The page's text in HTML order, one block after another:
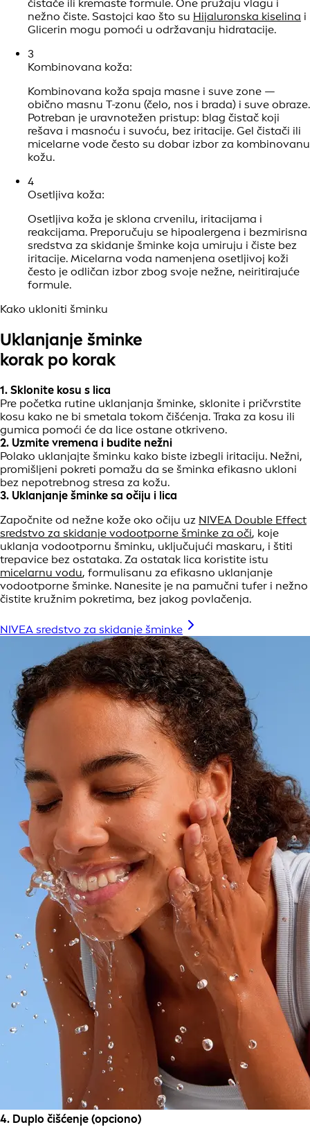
čistače ili kremaste formule. One pružaju vlagu i
nežno čiste. Sastojci kao što su Hijaluronska kiselina i
Glicerin mogu pomoći u održavanju hidratacije.
3
Kombinovana koža:
Kombinovana koža spaja masne i suve zone —
obično masnu T-zonu (čelo, nos i brada) i suve obraze.
Potreban je uravnotežen pristup: blag čistač koji
rešava i masnoću i suvoću, bez iritacije. Gel čistači ili
micelarne vode često su dobar izbor za kombinovanu
kožu.
4
Osetljiva koža:
Osetljiva koža je sklona crvenilu, iritacijama i
reakcijama. Preporučuju se hipoalergena i bezmirisna
sredstva za skidanje šminke koja umiruju i čiste bez
iritacije. Micelarna voda namenjena osetljivoj koži
često je odličan izbor zbog svoje nežne, neiritirajuće
formule.
Kako ukloniti šminku
Uklanjanje šminke
korak po korak
1. Sklonite kosu s lica
Pre početka rutine uklanjanja šminke, sklonite i pričvrstite
kosu kako ne bi smetala tokom čišćenja. Traka za kosu ili
gumica pomoći će da lice ostane otkriveno.
2. Uzmite vremena i budite nežni
Polako uklanjajte šminku kako biste izbegli iritaciju. Nežni,
promišljeni pokreti pomažu da se šminka efikasno ukloni
bez nepotrebnog stresa za kožu.
3. Uklanjanje šminke sa očiju i lica
Započnite od nežne kože oko očiju uz NIVEA Double Effect
sredstvo za skidanje vodootporne šminke za oči, koje
uklanja vodootpornu šminku, uključujući maskaru, i štiti
trepavice bez ostataka. Za ostatak lica koristite istu
micelarnu vodu, formulisanu za efikasno uklanjanje
vodootporne šminke. Nanesite je na pamučni tufer i nežno
čistite kružnim pokretima, bez jakog povlačenja.
NIVEA sredstvo za skidanje šminke
4. Duplo čišćenje (opciono)